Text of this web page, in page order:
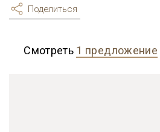
Поделиться
Смотреть 1 предложение